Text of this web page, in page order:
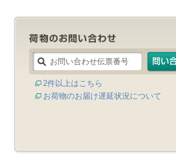
2件以上はこちら
お荷物のお届け遅延状況について